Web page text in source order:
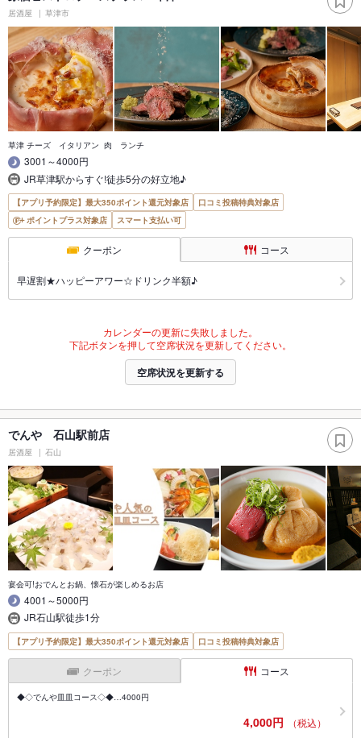
居酒屋 草津市
草津 チーズ イタリアン 肉 ランチ
3001～4000円
JR草津駅からすぐ!徒歩5分の好立地♪
【アプリ予約限定】最大350ポイント還元対象店
口コミ投稿特典対象店
ポイントプラス対象店
スマート支払い可
クーポン コース
早遅割★ハッピーアワー☆ドリンク半額♪
カレンダーの更新に失敗しました。
下記ボタンを押して空席状況を更新してください。
空席状況を更新する
でんや 石山駅前店
居酒屋 石山
宴会可!おでんとお鍋、懐石が楽しめるお店
4001～5000円
JR石山駅徒歩1分
【アプリ予約限定】最大350ポイント還元対象店 口コミ投稿特典対象店
クーポン コース
◆◇でんや皿皿コース◇◆…4000円
4,000円 （税込）